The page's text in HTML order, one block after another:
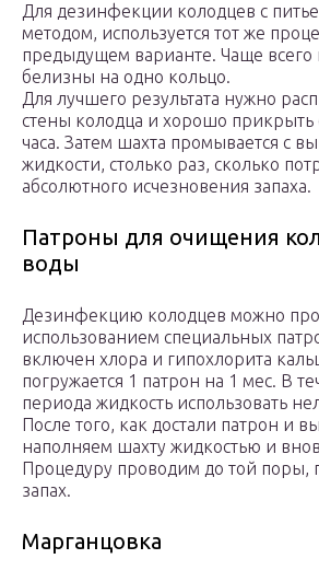
Для дезинфекции колодцев с
методом, используется тот же
предыдущем варианте. Чаще всего
белизны на одно кольцо.
Для лучшего результата нужно
стены колодца и хорошо прикрыть
часа. Затем шахта промывается с
жидкости, столько раз, сколько
абсолютного исчезновения запаха.
Патроны для очищения
воды
Дезинфекцию колодцев можно
использованием специальных
включен хлора и гипохлорита
погружается 1 патрон на 1 мес. В
периода жидкость использовать
После того, как достали патрон и
наполняем шахту жидкостью и
Процедуру проводим до той поры,
запах.
Марганцовка